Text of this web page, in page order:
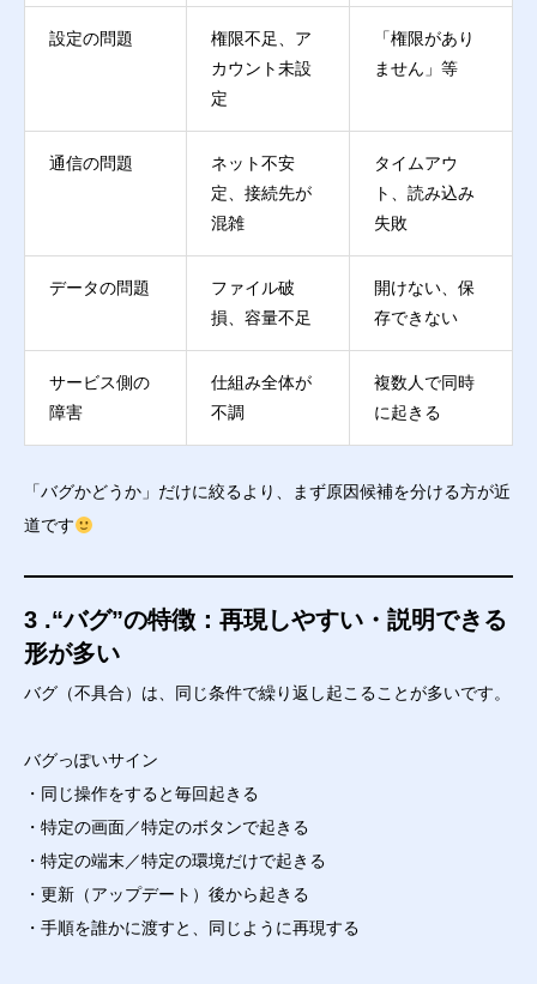
設定の問題
権限不足、ア
カウント未設
定
「権限があり
ません」等
通信の問題
ネット不安
定、接続先が
混雑
タイムアウ
ト、読み込み
失敗
データの問題
ファイル破
損、容量不足
開けない、保
存できない
サービス側の
障害
仕組み全体が
不調
複数人で同時
に起きる
「バグかどうか」だけに絞るより、まず原因候補を分ける方が近
道です
3 .“バグ”の特徴：再現しやすい・説明できる
形が多い
バグ（不具合）は、同じ条件で繰り返し起こることが多いです。
バグっぽいサイン
・同じ操作をすると毎回起きる
・特定の画面／特定のボタンで起きる
・特定の端末／特定の環境だけで起きる
・更新（アップデート）後から起きる
・手順を誰かに渡すと、同じように再現する